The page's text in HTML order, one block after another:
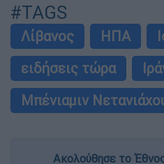
#TAGS
Λίβανος ΗΠΑ
ειδήσεις τώρα
Μπένιαμιν
Ακολούθησε το